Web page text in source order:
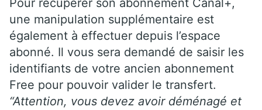
Pour récupérer son abonnement Canal+,
une manipulation supplémentaire est
également à effectuer depuis l’espace
abonné. Il vous sera demandé de saisir les
identifiants de votre ancien abonnement
Free pour pouvoir valider le transfert.
“Attention, vous devez avoir déménagé et